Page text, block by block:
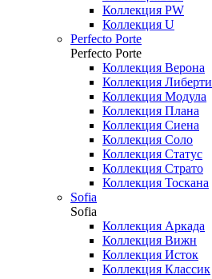
Коллекция PW
Коллекция U
Perfecto Porte
Perfecto Porte
Коллекция Верона
Коллекция Либерти
Коллекция Модула
Коллекция Плана
Коллекция Сиена
Коллекция Соло
Коллекция Статус
Коллекция Страто
Коллекция Тоскана
Sofia
Sofia
Коллекция Аркада
Коллекция Вижн
Коллекция Исток
Коллекция Классик